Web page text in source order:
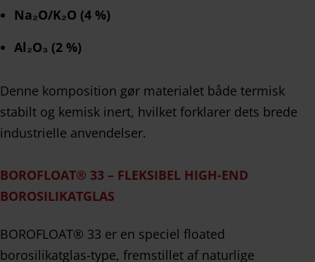
Na₂O/K₂O (4 %)
Al₂O₃ (2 %)
Denne komposition gør materialet både termisk
stabilt og kemisk inert, hvilket forklarer dets brede
industrielle anvendelser.
BOROFLOAT® 33 – FLEKSIBEL HIGH-END
BOROSILIKATGLAS
BOROFLOAT® 33 er en speciel floated
borosilikatglas-type, fremstillet af naturlige